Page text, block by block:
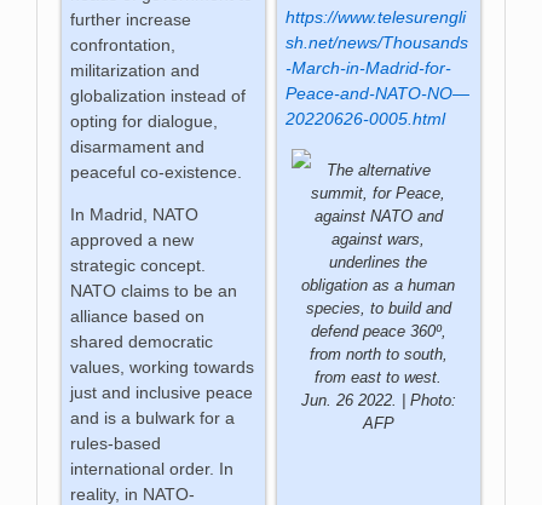
further increase
confrontation,
militarization and
globalization instead of
opting for dialogue,
disarmament and
peaceful co-existence.
In Madrid, NATO
approved a new
strategic concept.
NATO claims to be an
alliance based on
shared democratic
values, working towards
just and inclusive peace
and is a bulwark for a
rules-based
international order. In
reality, in NATO-
https://www.telesurengli
sh.net/news/Thousands
-March-in-Madrid-for-
Peace-and-NATO-NO—
20220626-0005.html
The alternative
summit, for Peace,
against NATO and
against wars,
underlines the
obligation as a human
species, to build and
defend peace 360º,
from north to south,
from east to west.
Jun. 26 2022. | Photo:
AFP